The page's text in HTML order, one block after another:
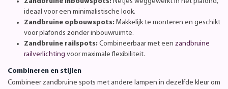
ideaal voor een minimalistische look.
Zandbruine opbouwspots: Makkelijk te monteren en geschikt
voor plafonds zonder inbouwruimte.
Zandbruine railspots: Combineerbaar met een zandbruine
railverlichting voor maximale flexibiliteit.
Combineren en stijlen
Combineer zandbruine spots met andere lampen in dezelfde kleur om